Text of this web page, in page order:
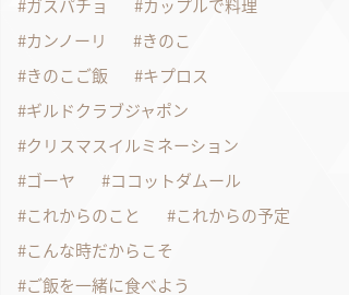
ガスパチョ
カップルで料理
カンノーリ
きのこ
きのこご飯
キプロス
ギルドクラブジャポン
クリスマスイルミネーション
ゴーヤ
ココットダムール
これからのこと
これからの予定
こんな時だからこそ
ご飯を一緒に食べよう